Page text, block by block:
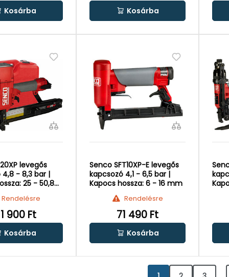
Kosárba Kosárba
levegős
4,8 - 8,3 bar |
25 - 50,8
Rendelésre
900 Ft
Kosárba
Senco SFT10XP-E levegős
kapcsozó 4,1 - 6,5 bar |
Kapocs hossza: 6 - 16 mm
Rendelésre
71 490 Ft
Kosárba